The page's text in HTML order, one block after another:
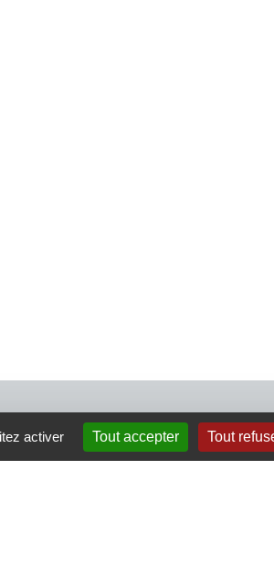
Ugen
Isle en Terre
activer Tout accepter Tout